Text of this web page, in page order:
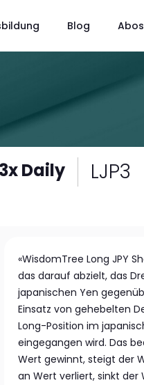
Blog Abos
Daily LJP3
«WisdomTree Long JPY
das darauf abzielt, das
japanischen Yen
Einsatz von gehebelten
Long-Position im
eingegangen wird. Das
Wert gewinnt, steigt der
an Wert verliert, sinkt der